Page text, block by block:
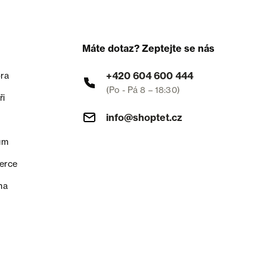
Máte dotaz? Zeptejte se nás
+420 604 600 444
(Po - Pá 8 – 18:30)
info@shoptet.cz